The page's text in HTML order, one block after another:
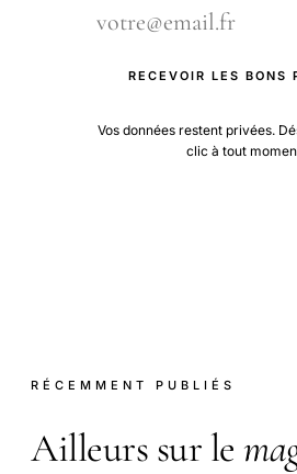
RECEVOIR LES BONS
Vos données restent privées.
clic à tout
RÉCEMMENT PUBLIÉS
Ailleurs sur le